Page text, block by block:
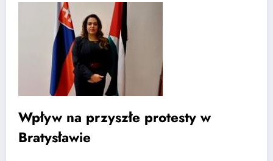
Wpływ na przyszłe protesty w
Bratysławie